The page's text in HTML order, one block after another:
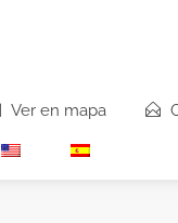
Ver en mapa